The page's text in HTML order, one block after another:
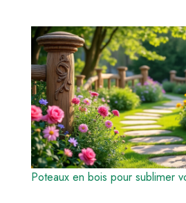
Poteaux en bois pour sublimer